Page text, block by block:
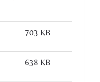
703 KB
638 KB